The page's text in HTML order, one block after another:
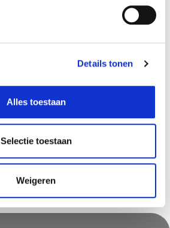
Details tonen
Alles toestaan
Selectie toestaan
Weigeren
In stock
In stock
In stock